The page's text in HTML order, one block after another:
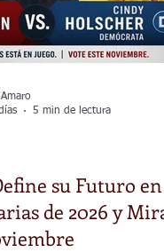
Carreteras
su Futuro en
de 2026 y
5 min de lectura